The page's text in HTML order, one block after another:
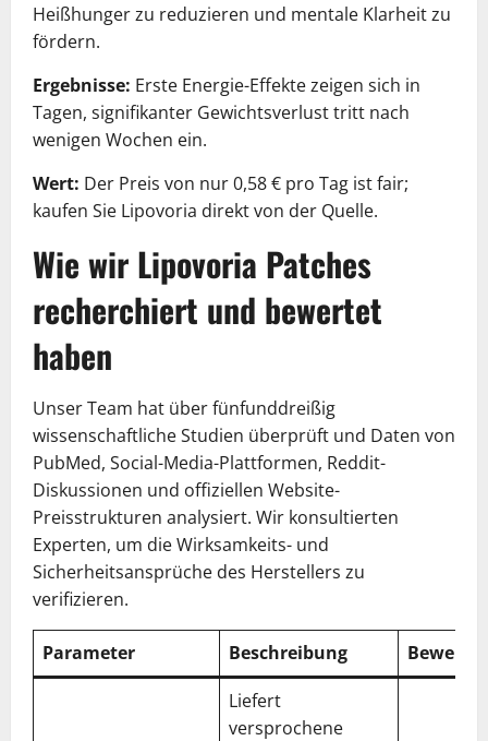
Heißhunger zu reduzieren und mentale Klarheit zu
fördern.
Ergebnisse: Erste Energie-Effekte zeigen sich in
Tagen, signifikanter Gewichtsverlust tritt nach
wenigen Wochen ein.
Wert: Der Preis von nur 0,58 € pro Tag ist fair;
kaufen Sie Lipovoria direkt von der Quelle.
Wie wir Lipovoria Patches
recherchiert und bewertet
haben
Unser Team hat über fünfunddreißig
wissenschaftliche Studien überprüft und Daten von
PubMed, Social-Media-Plattformen, Reddit-
Diskussionen und offiziellen Website-
Preisstrukturen analysiert. Wir konsultierten
Experten, um die Wirksamkeits- und
Sicherheitsansprüche des Herstellers zu
verifizieren.
Parameter Beschreibung
Liefert
versprochene